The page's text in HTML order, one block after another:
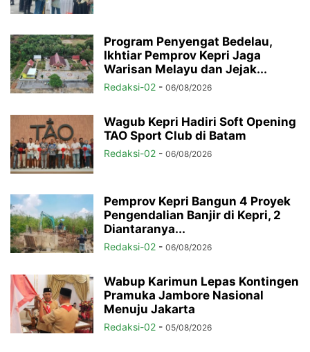
Program Penyengat Bedelau,
Ikhtiar Pemprov Kepri Jaga
Warisan Melayu dan Jejak...
Redaksi-02 - 06/08/2026
Wagub Kepri Hadiri Soft Opening
TAO Sport Club di Batam
Redaksi-02 - 06/08/2026
Pemprov Kepri Bangun 4 Proyek
Pengendalian Banjir di Kepri, 2
Diantaranya...
Redaksi-02 - 06/08/2026
Wabup Karimun Lepas Kontingen
Pramuka Jambore Nasional
Menuju Jakarta
Redaksi-02 - 05/08/2026